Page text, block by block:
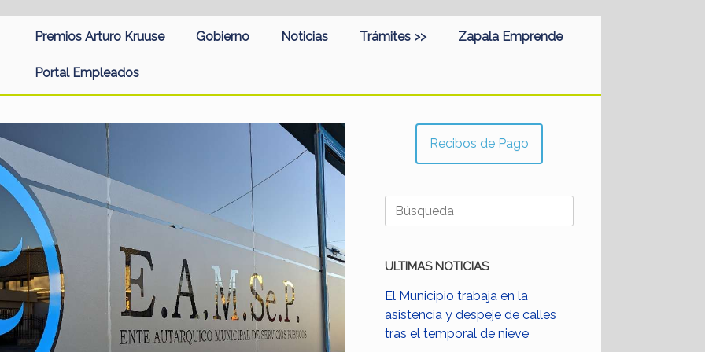
Premios Arturo Kruuse Gobierno Noticias Trámites >> Zapala Emprende
Portal Empleados
Recibos de Pago
Buscar:
ULTIMAS NOTICIAS
El Municipio trabaja en la
asistencia y despeje de calles
tras el temporal de nieve